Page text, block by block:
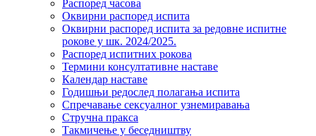
Распоред часова
Оквирни распоред испита
Оквирни распоред испита за редовне испитне
рокове у шк. 2024/2025.
Распоред испитних рокова
Термини консултативне наставе
Календар наставе
Годишњи редослед полагања испита
Спречавање сексуалног узнемиравања
Стручна пракса
Такмичење у беседништву